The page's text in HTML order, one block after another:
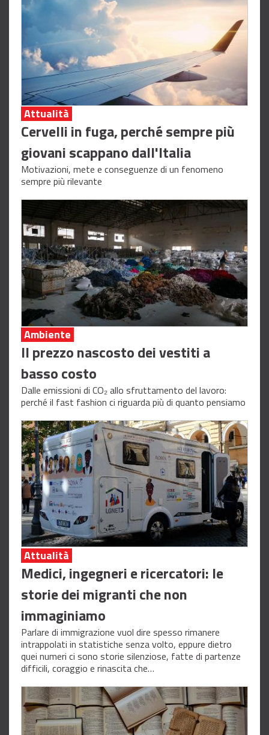
Attualità
Cervelli in fuga, perché sempre più
giovani scappano dall'Italia
Motivazioni, mete e conseguenze di un fenomeno
sempre più rilevante
Ambiente
Il prezzo nascosto dei vestiti a
basso costo
Dalle emissioni di CO₂ allo sfruttamento del lavoro:
perché il fast fashion ci riguarda più di quanto pensiamo
Attualità
Medici, ingegneri e ricercatori: le
storie dei migranti che non
immaginiamo
Parlare di immigrazione vuol dire spesso rimanere
intrappolati in statistiche senza volto, eppure dietro
quei numeri ci sono storie silenziose, fatte di partenze
difficili, coraggio e rinascita che…